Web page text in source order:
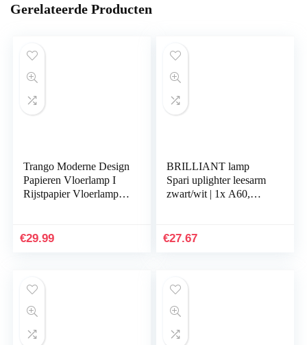
Gerelateerde Producten
Trango Moderne Design
Papieren Vloerlamp I
Rijstpapier Vloerlamp in
TG1240 Vloerlamp…
€29.99
BRILLIANT lamp
Spari uplighter leesarm
zwart/wit | 1x A60,
(niet inbegrepen)
€27.67